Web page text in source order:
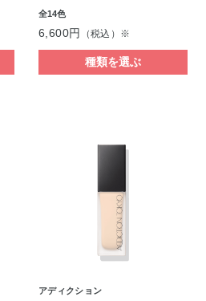
全14色
6,600円 （税込）※
種類を選ぶ
アディクション